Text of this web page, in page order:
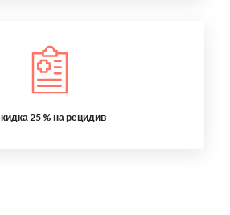
25 % на рецидив